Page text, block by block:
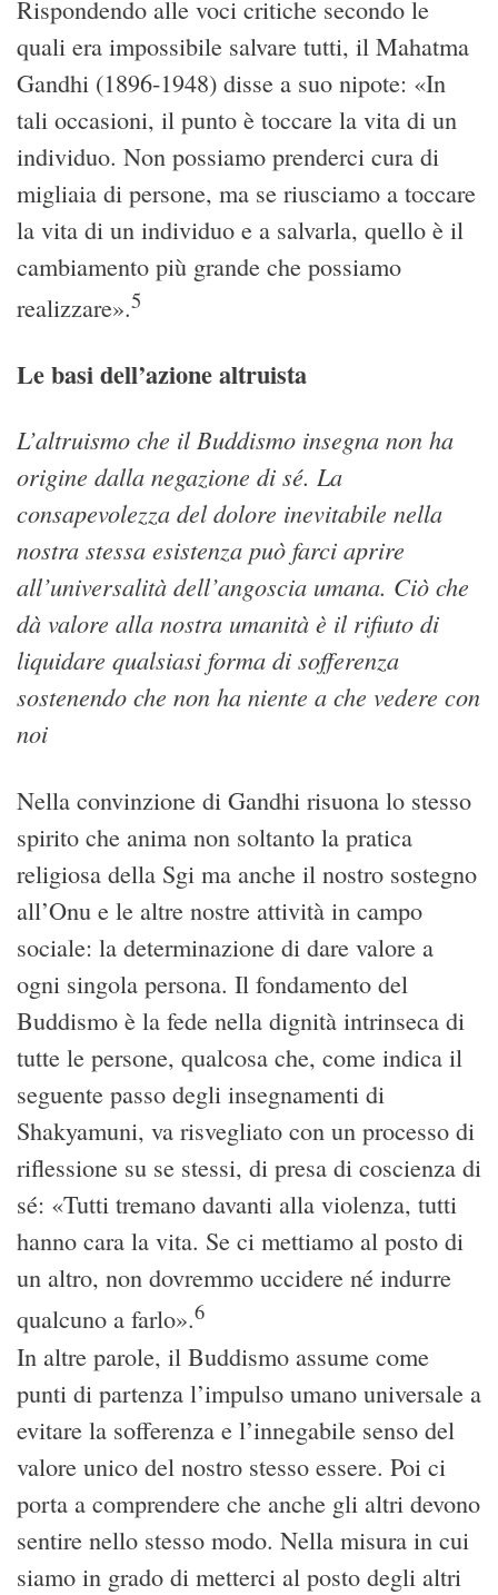
Rispondendo alle voci critiche secondo le
quali era impossibile salvare tutti, il Mahatma
Gandhi (1896-1948) disse a suo nipote: «In
tali occasioni, il punto è toccare la vita di un
individuo. Non possiamo prenderci cura di
migliaia di persone, ma se riusciamo a toccare
la vita di un individuo e a salvarla, quello è il
cambiamento più grande che possiamo
realizzare».5
Le basi dell’azione altruista
L’altruismo che il Buddismo insegna non ha
origine dalla negazione di sé. La
consapevolezza del dolore inevitabile nella
nostra stessa esistenza può farci aprire
all’universalità dell’angoscia umana. Ciò che
dà valore alla nostra umanità è il rifiuto di
liquidare qualsiasi forma di sofferenza
sostenendo che non ha niente a che vedere con
noi
Nella convinzione di Gandhi risuona lo stesso
spirito che anima non soltanto la pratica
religiosa della Sgi ma anche il nostro sostegno
all’Onu e le altre nostre attività in campo
sociale: la determinazione di dare valore a
ogni singola persona. Il fondamento del
Buddismo è la fede nella dignità intrinseca di
tutte le persone, qualcosa che, come indica il
seguente passo degli insegnamenti di
Shakyamuni, va risvegliato con un processo di
riflessione su se stessi, di presa di coscienza di
sé: «Tutti tremano davanti alla violenza, tutti
hanno cara la vita. Se ci mettiamo al posto di
un altro, non dovremmo uccidere né indurre
qualcuno a farlo».6
In altre parole, il Buddismo assume come
punti di partenza l’impulso umano universale a
evitare la sofferenza e l’innegabile senso del
valore unico del nostro stesso essere. Poi ci
porta a comprendere che anche gli altri devono
sentire nello stesso modo. Nella misura in cui
siamo in grado di metterci al posto degli altri